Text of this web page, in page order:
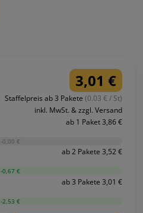
3,01 €
Staffelpreis ab 3 Pakete (0.03 € / St)
inkl. MwSt. & zzgl. Versand
ab 1 Paket 3,86 €
-0,00 €
ab 2 Pakete 3,52 €
-0,67 €
ab 3 Pakete 3,01 €
-2,53 €